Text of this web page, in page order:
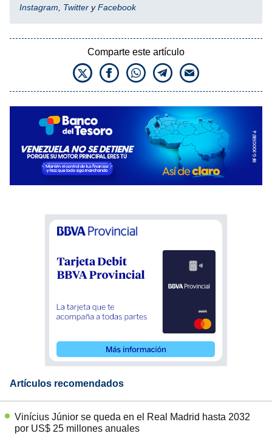
Instagram, Twitter yFacebook
Comparte este artículo
Artículos recomendados
Vinícius Júnior se queda en el Real Madrid hasta 2032
por US$ 25 millones anuales